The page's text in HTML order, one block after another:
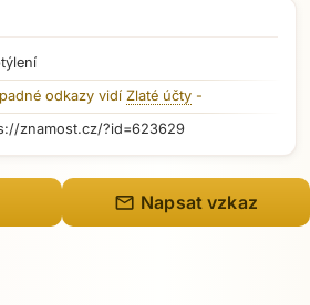
Přejít na hlavní obsah
odkazy vidí Zlaté účty -
znamost.cz/?id=623629
mail Napsat vzkaz